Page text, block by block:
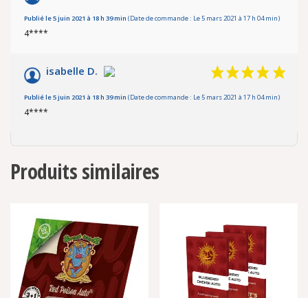
Publié le 5 juin 2021 à 18 h 39 min (Date de commande : Le 5 mars 2021 à 17 h 04 min)
4****
isabelle D.
Publié le 5 juin 2021 à 18 h 39 min (Date de commande : Le 5 mars 2021 à 17 h 04 min)
4****
Produits similaires